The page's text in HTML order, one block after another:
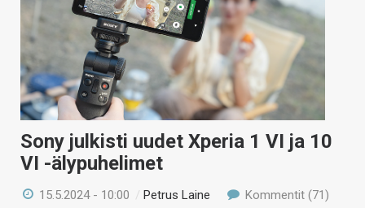
Sony julkisti uudet Xperia 1 VI ja 10
VI -älypuhelimet
15.5.2024 - 10:00 /Petrus Laine Kommentit (71)